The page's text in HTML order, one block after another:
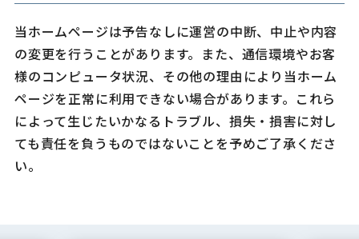
当ホームページは予告なしに運営の中断、中止や内容
の変更を行うことがあります。また、通信環境やお客
様のコンピュータ状況、その他の理由により当ホーム
ページを正常に利用できない場合があります。これら
によって生じたいかなるトラブル、損失・損害に対し
ても責任を負うものではないことを予めご了承くださ
い。